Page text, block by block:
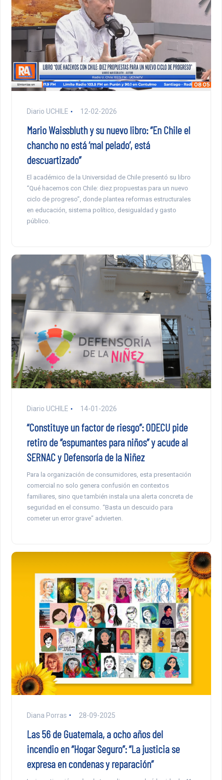
Diario UCHILE 12-02-2026
Mario Waissbluth y su nuevo libro: “En Chile el
chancho no está ‘mal pelado’, está
descuartizado”
El académico de la Universidad de Chile presentó su libro
“Qué hacemos con Chile: diez propuestas para un nuevo
ciclo de progreso”, donde plantea reformas estructurales
en educación, sistema político, desigualdad y gasto
público.
Diario UCHILE 14-01-2026
“Constituye un factor de riesgo”: ODECU pide
retiro de “espumantes para niños” y acude al
SERNAC y Defensoría de la Niñez
Para la organización de consumidores, esta presentación
comercial no solo genera confusión en contextos
familiares, sino que también instala una alerta concreta de
seguridad en el consumo. “Basta un descuido para
cometer un error grave” advierten.
Diana Porras 28-09-2025
Las 56 de Guatemala, a ocho años del
incendio en “Hogar Seguro”: “La justicia se
expresa en condenas y reparación”